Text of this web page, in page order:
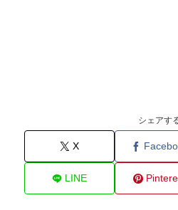
シェアす
X
LINE